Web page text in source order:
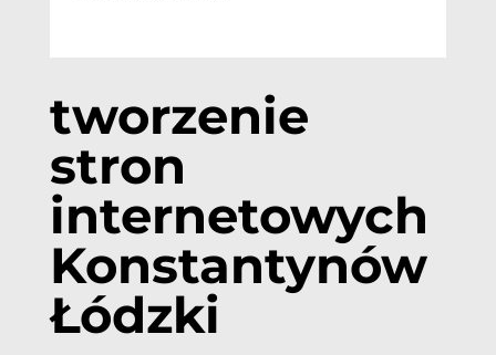
tworzenie
stron
internetowych
Konstantynów
Łódzki